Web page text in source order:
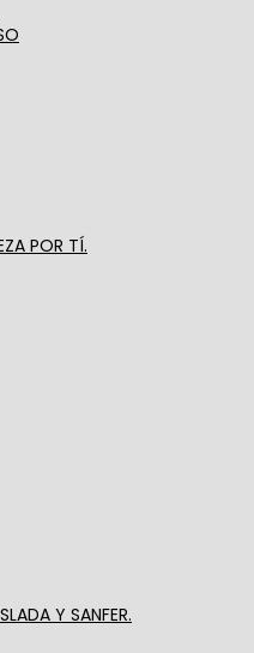
POR TÍ.
Y SANFER.